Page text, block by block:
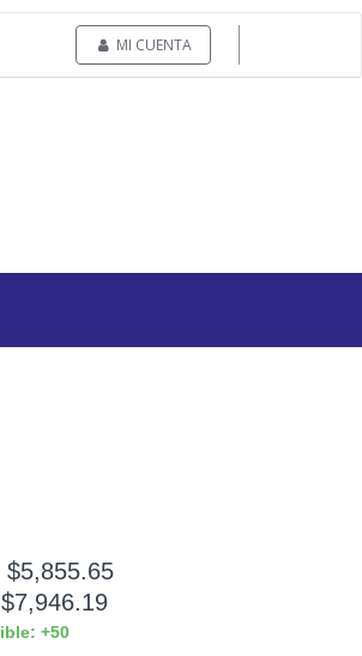
MI CUENTA
$5,855.65
$7,946.19
+50